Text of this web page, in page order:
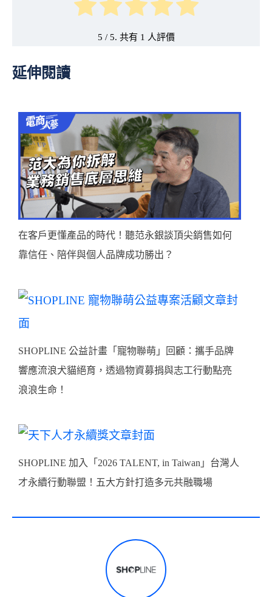
5 / 5. 共有 1
延伸閱讀
在客戶更懂產品的時代！聽范永銀談頂尖銷售如何
靠信任、陪伴與個人品牌成功勝出？
SHOPLINE 公益計畫「寵物聯萌」回顧：攜手品牌
響應流浪犬貓絕育，透過物資募捐與志工行動點亮
浪浪生命！
SHOPLINE 加入「2026 TALENT, in Taiwan」台灣人
才永續行動聯盟！五大方針打造多元共融職場